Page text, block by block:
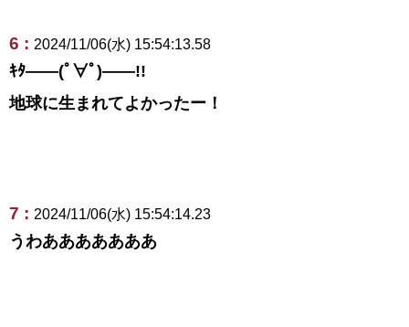
6 : 2024/11/06(水) 15:54:13.58
ｷﾀ――(ﾟ∀ﾟ)――!!
地球に生まれてよかったー！
7 : 2024/11/06(水) 15:54:14.23
うわあああああああ